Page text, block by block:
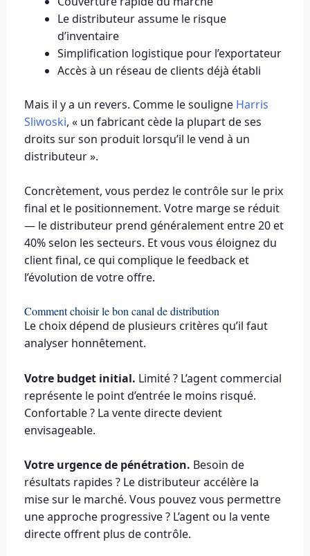
Le distributeur assume le risque
d’inventaire
Simplification logistique pour l’exportateur
Accès à un réseau de clients déjà établi
Mais il y a un revers. Comme le souligne Harris
Sliwoski, « un fabricant cède la plupart de ses
droits sur son produit lorsqu’il le vend à un
distributeur ».
Concrètement, vous perdez le contrôle sur le prix
final et le positionnement. Votre marge se réduit
— le distributeur prend généralement entre 20 et
40% selon les secteurs. Et vous vous éloignez du
client final, ce qui complique le feedback et
l’évolution de votre offre.
Comment choisir le bon canal de distribution
Le choix dépend de plusieurs critères qu’il faut
analyser honnêtement.
Votre budget initial. Limité ? L’agent commercial
représente le point d’entrée le moins risqué.
Confortable ? La vente directe devient
envisageable.
Votre urgence de pénétration. Besoin de
résultats rapides ? Le distributeur accélère la
mise sur le marché. Vous pouvez vous permettre
une approche progressive ? L’agent ou la vente
directe offrent plus de contrôle.